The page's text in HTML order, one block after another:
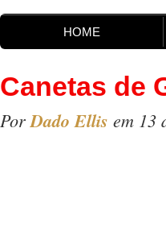
HOME
Canetas de
PorDado Ellis em 13